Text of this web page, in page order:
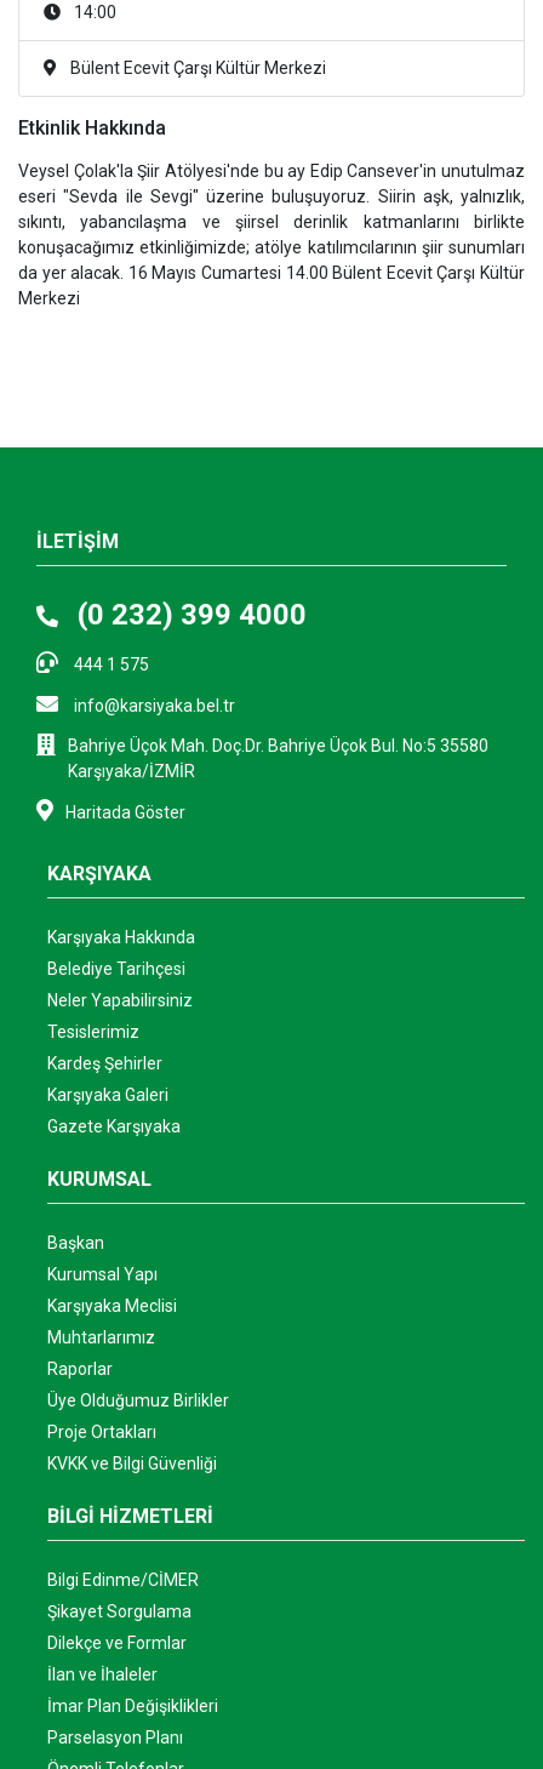
14:00
Bülent Ecevit Çarşı Kültür Merkezi
Etkinlik Hakkında
Veysel Çolak'la Şiir Atölyesi'nde bu ay Edip Cansever'in unutulmaz
eseri "Sevda ile Sevgi" üzerine buluşuyoruz. Siirin aşk, yalnızlık,
sıkıntı, yabancılaşma ve şiirsel derinlik katmanlarını birlikte
konuşacağımız etkinliğimizde; atölye katılımcılarının şiir sunumları
da yer alacak. 16 Mayıs Cumartesi 14.00 Bülent Ecevit Çarşı Kültür
Merkezi
İLETİŞİM
(0 232) 399 4000
444 1 575
info@karsiyaka.bel.tr
Bahriye Üçok Mah. Doç.Dr. Bahriye Üçok Bul. No:5 35580
Karşıyaka/İZMİR
Haritada Göster
KARŞIYAKA
Karşıyaka Hakkında
Belediye Tarihçesi
Neler Yapabilirsiniz
Tesislerimiz
Kardeş Şehirler
Karşıyaka Galeri
Gazete Karşıyaka
KURUMSAL
Başkan
Kurumsal Yapı
Karşıyaka Meclisi
Muhtarlarımız
Raporlar
Üye Olduğumuz Birlikler
Proje Ortakları
KVKK ve Bilgi Güvenliği
BİLGİ HİZMETLERİ
Bilgi Edinme/CİMER
Şikayet Sorgulama
Dilekçe ve Formlar
İlan ve İhaleler
İmar Plan Değişiklikleri
Parselasyon Planı